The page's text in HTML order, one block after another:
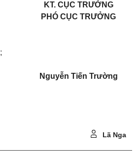
KT. CỤC TRƯỞNG
PHÓ CỤC TRƯỞNG
Nguyễn Tiến Trường
Lã Nga